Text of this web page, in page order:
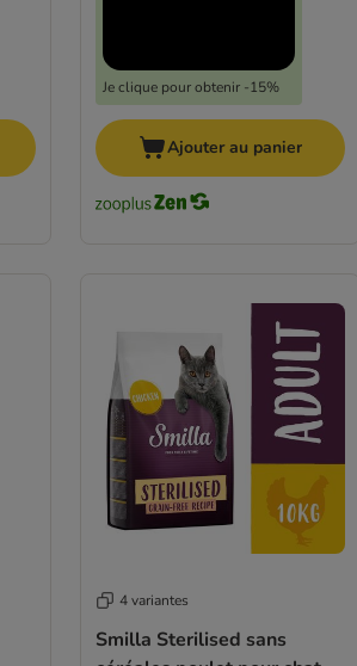
Je clique pour obtenir -15%
Ajouter au panier
4 variantes
Smilla Sterilised sans